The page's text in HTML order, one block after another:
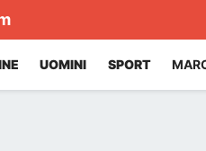
UOMINI SPORT